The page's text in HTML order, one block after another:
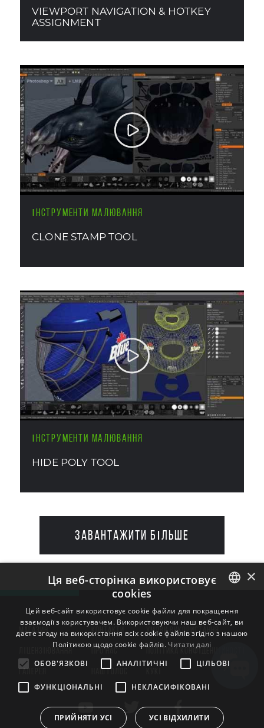
VIEWPORT NAVIGATION & HOTKEY
ASSIGNMENT
ІНСТРУМЕНТИ МАЛЮВАННЯ
CLONE STAMP TOOL
ІНСТРУМЕНТИ МАЛЮВАННЯ
HIDE POLY TOOL
ЗАВАНТАЖИТИ БІЛЬШЕ
ГАЛЕРЕЯ
ПРО НАС
НАШ ГОЛОС
УМОВИ ВИКОРИСТАННЯ
ПОЛІТИКА КОНФІДЕНЦІЙНОСТІ
ENGLISH
BULGARIAN
CROATIAN
CZECH
DANISH
DUTCH
×
Ця веб-сторінка використовує
cookies
Цей веб-сайт використовує cookie файли для покращення
взаємодії з користувачем. Використовуючи наш веб-сайт, ви
даєте згоду на використання всіх cookie файлів згідно з нашою
Політикою щодо cookie файлів. Читати далі
ОБОВ'ЯЗКОВІ
АНАЛІТИЧНІ ЦІЛЬОВІ
ФУНКЦІОНАЛЬНІ НЕКЛАСИФІКОВАНІ
ПРИЙНЯТИ УСІ УСІ ВІДХИЛИТИ